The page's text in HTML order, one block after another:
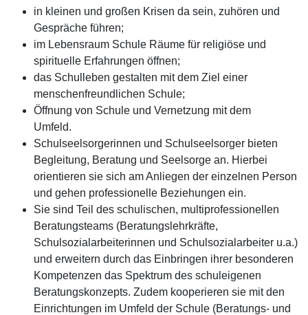
in kleinen und großen Krisen da sein, zuhören und
Gespräche führen;
im Lebensraum Schule Räume für religiöse und
spirituelle Erfahrungen öffnen;
das Schulleben gestalten mit dem Ziel einer
menschenfreundlichen Schule;
Öffnung von Schule und Vernetzung mit dem
Umfeld.
Schulseelsorgerinnen und Schulseelsorger bieten
Begleitung, Beratung und Seelsorge an. Hierbei
orientieren sie sich am Anliegen der einzelnen Person
und gehen professionelle Beziehungen ein.
Sie sind Teil des schulischen, multiprofessionellen
Beratungsteams (Beratungslehrkräfte,
Schulsozialarbeiterinnen und Schulsozialarbeiter u.a.)
und erweitern durch das Einbringen ihrer besonderen
Kompetenzen das Spektrum des schuleigenen
Beratungskonzepts. Zudem kooperieren sie mit den
Einrichtungen im Umfeld der Schule (Beratungs- und